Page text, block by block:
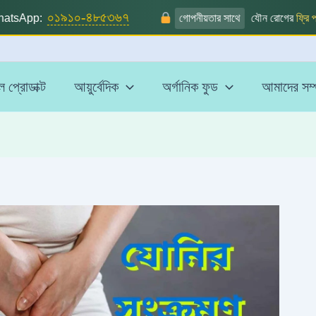
০১৯১০-৪৮৫৩৬৭ গোপনীয়তার সাথে যৌন রোগেরফ্রি
প্রোডাক্ট আয়ুর্বেদিক অর্গানিক ফুড আমাদের